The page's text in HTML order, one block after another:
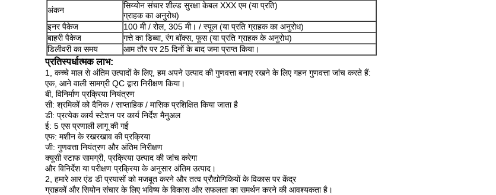
अंकन
सिय्योन संचार शील्ड सुरक्षा केबल XXX एम (या प्रति)
ग्राहक का अनुरोध)
इनर पैकेज
100 मी / रोल, 305 मी। / स्पूल (या प्रति ग्राहक का अनुरोध)
बाहरी पैकेज
गत्ते का डिब्बा, रंग बॉक्स, फूस (या प्रति ग्राहक के अनुरोध)
डिलीवरी का समय
आम तौर पर 25 दिनों के बाद जमा प्राप्त किया।
प्रतिस्पर्धात्मक लाभ:
1, कच्चे माल से अंतिम उत्पादों के लिए, हम अपने उत्पाद की गुणवत्ता बनाए रखने के लिए गहन गुणवत्ता जांच करते हैं:
एक, आने वाली सामग्री QC द्वारा निरीक्षण किया।
बी, विनिर्माण प्रक्रिया नियंत्रण
सी: श्रमिकों को दैनिक / साप्ताहिक / मासिक प्रशिक्षित किया जाता है
डी: प्रत्येक कार्य स्टेशन पर कार्य निर्देश मैनुअल
ई: 5 एस प्रणाली लागू की गई
एफ: मशीन के रखरखाव की प्रक्रिया
जी: गुणवत्ता नियंत्रण और अंतिम निरीक्षण
क्यूसी स्टाफ सामग्री, प्रक्रिया उत्पाद की जांच करेगा
और विनिर्देश या परीक्षण प्रक्रिया के अनुसार अंतिम उत्पाद।
2, हमारे आर एंड डी प्रयासों को मजबूत करने और तत्व प्रौद्योगिकियों के विकास पर केंद्र
ग्राहकों और सियोन संचार के लिए भविष्य के विकास और सफलता का समर्थन करने की आवश्यकता है।